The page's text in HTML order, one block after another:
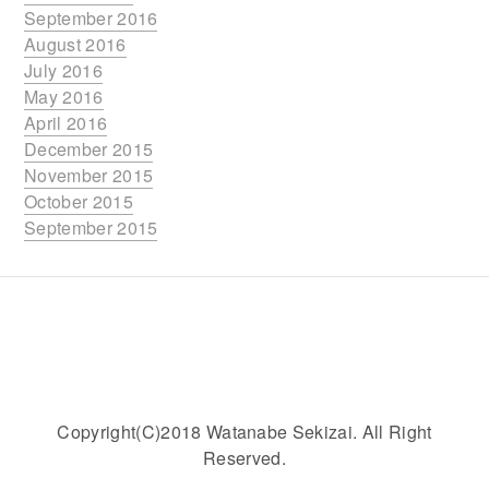
September 2016
August 2016
July 2016
May 2016
April 2016
December 2015
November 2015
October 2015
September 2015
Copyright(C)2018 Watanabe Sekizai. All Right
Reserved.